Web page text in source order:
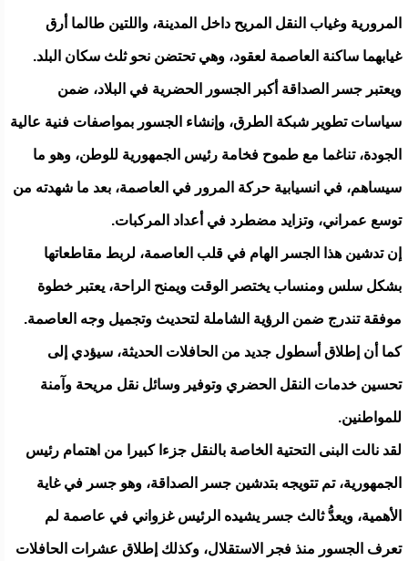
المرورية وغياب النقل المريح داخل المدينة، واللتين طالما أرق
غيابهما ساكنة العاصمة لعقود، وهي تحتضن نحو ثلث سكان البلد.
ويعتبر جسر الصداقة أكبر الجسور الحضرية في البلاد، ضمن
سياسات تطوير شبكة الطرق، وإنشاء الجسور بمواصفات فنية عالية
الجودة، تناغما مع طموح فخامة رئيس الجمهورية للوطن، وهو ما
سيساهم، في انسيابية حركة المرور في العاصمة، بعد ما شهدته من
توسع عمراني، وتزايد مضطرد في أعداد المركبات.
إن تدشين هذا الجسر الهام في قلب العاصمة، لربط مقاطعاتها
بشكل سلس ومنساب يختصر الوقت ويمنح الراحة، يعتبر خطوة
موفقة تندرج ضمن الرؤية الشاملة لتحديث وتجميل وجه العاصمة.
كما أن إطلاق أسطول جديد من الحافلات الحديثة، سيؤدي إلى
تحسين خدمات النقل الحضري وتوفير وسائل نقل مريحة وآمنة
للمواطنين.
لقد نالت البنى التحتية الخاصة بالنقل جزءا كبيرا من اهتمام رئيس
الجمهورية، تم تتويجه بتدشين جسر الصداقة، وهو جسر في غاية
الأهمية، ويعدُّ ثالث جسر يشيده الرئيس غزواني في عاصمة لم
تعرف الجسور منذ فجر الاستقلال، وكذلك إطلاق عشرات الحافلات